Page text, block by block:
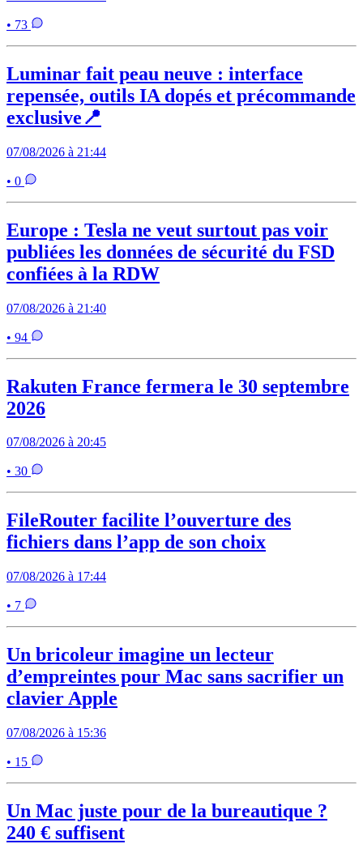
• 73
Luminar fait peau neuve : interface
repensée, outils IA dopés et précommande
exclusive📍
07/08/2026 à 21:44
• 0
Europe : Tesla ne veut surtout pas voir
publiées les données de sécurité du FSD
confiées à la RDW
07/08/2026 à 21:40
• 94
Rakuten France fermera le 30 septembre
2026
07/08/2026 à 20:45
• 30
FileRouter facilite l’ouverture des
fichiers dans l’app de son choix
07/08/2026 à 17:44
• 7
Un bricoleur imagine un lecteur
d’empreintes pour Mac sans sacrifier un
clavier Apple
07/08/2026 à 15:36
• 15
Un Mac juste pour de la bureautique ?
240 € suffisent